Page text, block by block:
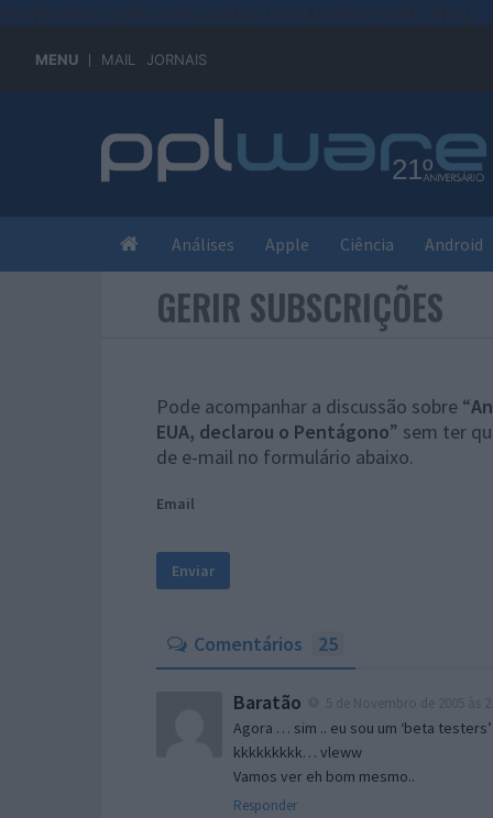
MENU MAIL JORNAIS
Análises Apple Ciência Android
GERIR SUBSCRIÇÕES
Pode acompanhar a discussão sobre “
EUA, declarou o Pentágono” sem ter
de e-mail no formulário abaixo.
Email
Comentários 25
Baratão
Agora … sim .. eu sou um ‘beta testers’
kkkkkkkkk… vleww
Vamos ver eh bom mesmo..
Responder